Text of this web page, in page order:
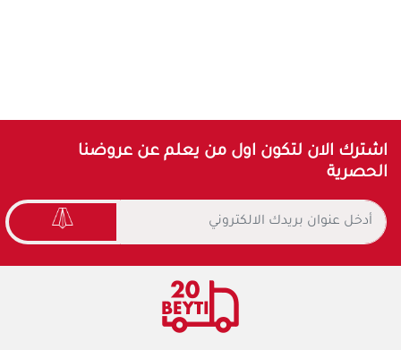
اشترك الان لتكون اول من يعلم عن عروضنا
الحصرية